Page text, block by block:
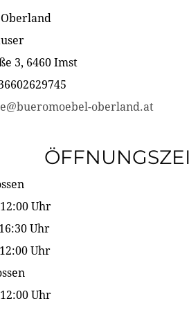
3, 6460 Imst
oberland.at
Uhr
Uhr
Uhr
Uhr